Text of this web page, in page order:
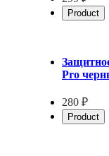
Product
Pro
280 ₽
Product